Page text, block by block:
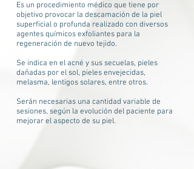
Es un procedimiento médico que tiene por
objetivo provocar la descamación de la piel
superficial o profunda realizado con diversos
agentes químicos exfoliantes para la
regeneración de nuevo tejido.
Se indica en el acné y sus secuelas, pieles
dañadas por el sol, pieles envejecidas,
melasma, lentigos solares, entre otros.
Serán necesarias una cantidad variable de
sesiones, según la evolución del paciente para
mejorar el aspecto de su piel.